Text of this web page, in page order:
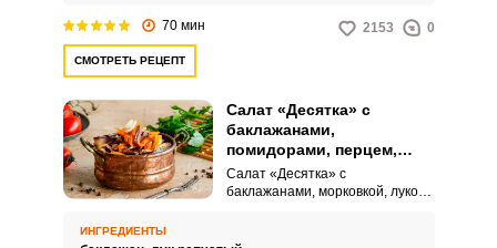
70 мин 2153 0
СМОТРЕТЬ РЕЦЕПТ
Салат «Десятка» с
баклажанами,
помидорами, перцем,
морковью и луком на
зиму
Салат «Десятка» с
баклажанами, морковкой, луком,
исполнении кулинарный
ИНГРЕДИЕНТЫ